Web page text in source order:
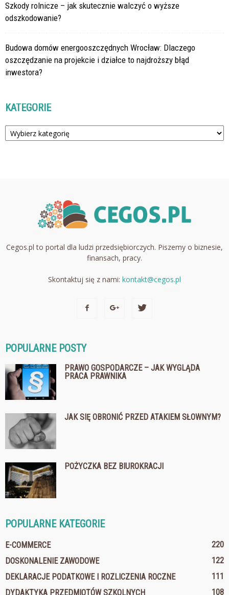
Szkody rolnicze – jak skutecznie walczyć o wyższe
odszkodowanie?
Budowa domów energooszczędnych Wrocław: Dlaczego
oszczędzanie na projekcie i działce to najdroższy błąd
inwestora?
KATEGORIE
Kategorie
Cegos.pl to portal dla ludzi przedsiębiorczych. Piszemy o biznesie,
finansach, pracy.
Skontaktuj się z nami: kontakt@cegos.pl
POPULARNE POSTY
PRAWO GOSPODARCZE – JAK WYGLĄDA
PRACA PRAWNIKA
JAK SIĘ OBRONIĆ PRZED ATAKIEM SŁOWNYM?
POŻYCZKA BEZ BIUROKRACJI
POPULARNE KATEGORIE
E-COMMERCE
220
DOSKONALENIE ZAWODOWE
122
DEKLARACJE PODATKOWE I ROZLICZENIA ROCZNE
111
DYDAKTYKA PRZEDMIOTÓW SZKOLNYCH
108